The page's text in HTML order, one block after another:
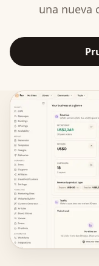
una nueva